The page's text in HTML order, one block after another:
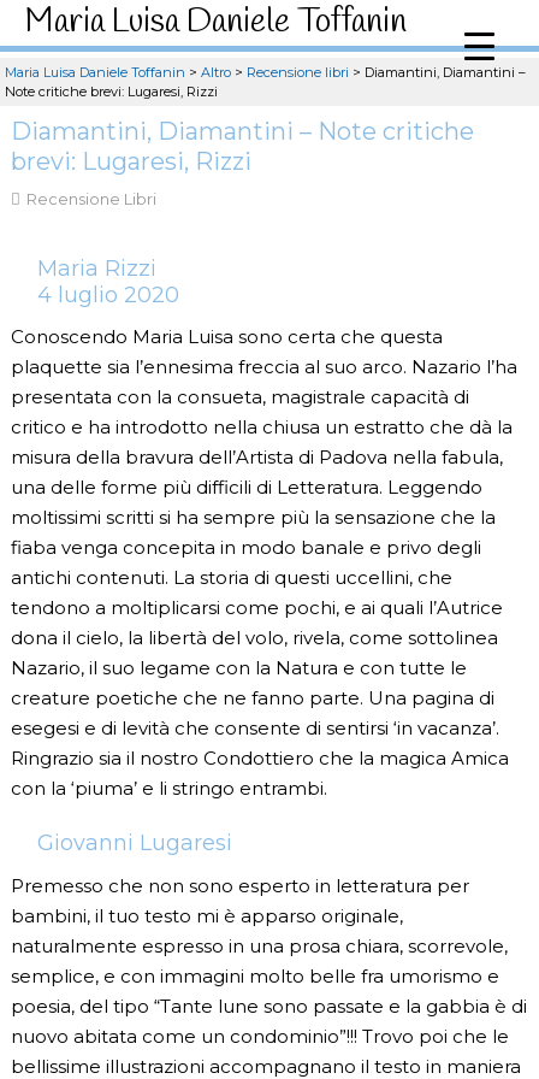
Maria Luisa Daniele Toffanin
Maria Luisa Daniele Toffanin > Altro > Recensione libri > Diamantini, Diamantini –
Note critiche brevi: Lugaresi, Rizzi
Diamantini, Diamantini – Note critiche
brevi: Lugaresi, Rizzi
Recensione Libri
Maria Rizzi
4 luglio 2020
Conoscendo Maria Luisa sono certa che questa
plaquette sia l’ennesima freccia al suo arco. Nazario l’ha
presentata con la consueta, magistrale capacità di
critico e ha introdotto nella chiusa un estratto che dà la
misura della bravura dell’Artista di Padova nella fabula,
una delle forme più difficili di Letteratura. Leggendo
moltissimi scritti si ha sempre più la sensazione che la
fiaba venga concepita in modo banale e privo degli
antichi contenuti. La storia di questi uccellini, che
tendono a moltiplicarsi come pochi, e ai quali l’Autrice
dona il cielo, la libertà del volo, rivela, come sottolinea
Nazario, il suo legame con la Natura e con tutte le
creature poetiche che ne fanno parte. Una pagina di
esegesi e di levità che consente di sentirsi ‘in vacanza’.
Ringrazio sia il nostro Condottiero che la magica Amica
con la ‘piuma’ e li stringo entrambi.
Giovanni Lugaresi
Premesso che non sono esperto in letteratura per
bambini, il tuo testo mi è apparso originale,
naturalmente espresso in una prosa chiara, scorrevole,
semplice, e con immagini molto belle fra umorismo e
poesia, del tipo “Tante lune sono passate e la gabbia è di
nuovo abitata come un condominio”!!! Trovo poi che le
bellissime illustrazioni accompagnano il testo in maniera